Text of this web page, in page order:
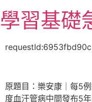
至
主
學習基礎
原題目：樂安康｜每5
度血汗管病中間發布5